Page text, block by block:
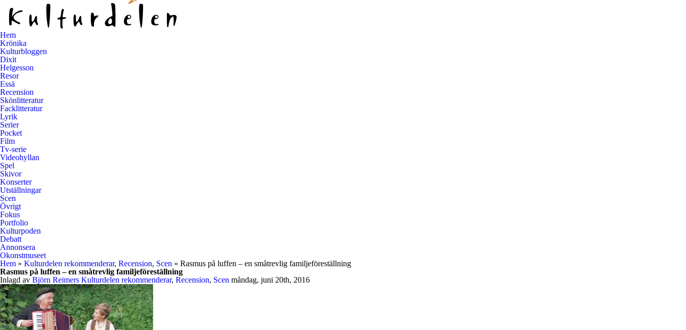
Hem
Krönika
Kulturbloggen
Dixit
Helgesson
Resor
Essä
Recension
Skönlitteratur
Facklitteratur
Lyrik
Serier
Pocket
Film
Tv-serie
Videohyllan
Spel
Skivor
Konserter
Utställningar
Scen
Övrigt
Fokus
Portfolio
Kulturpoden
Debatt
Annonsera
Okonstmuseet
Hem » Kulturdelen rekommenderar, Recension, Scen » Rasmus på luffen – en småtrevlig familjeföreställning
Rasmus på luffen – en småtrevlig familjeföreställning
Inlagd av Björn Reimers Kulturdelen rekommenderar, Recension, Scen måndag, juni 20th, 2016